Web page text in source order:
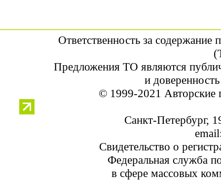
Ответственность за
Предложения ТО являются
и
© 1999-2021
Санкт-Петербург,
Свидетельство о
Федеральная служба
в сфере массовых